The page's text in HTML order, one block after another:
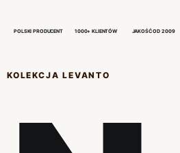
POLSKI PRODUCENT 1000+ KLIENTÓW JAKOŚĆ OD 2009
KOLEKCJA LEVANTO